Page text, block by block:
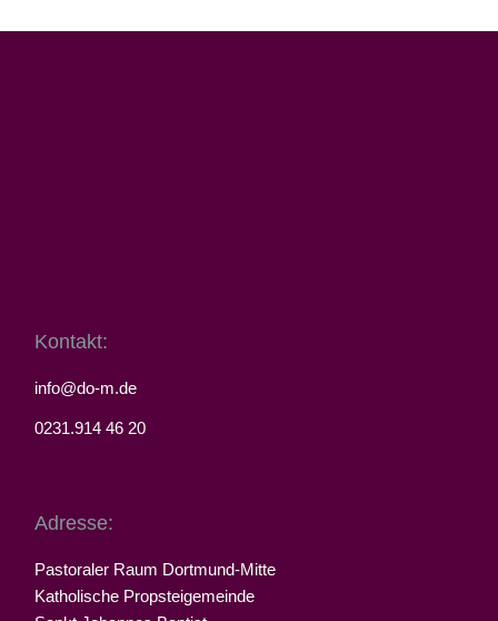
Kontakt:
info@do-m.de
0231.914 46 20
Adresse:
Pastoraler Raum Dortmund-Mitte
Katholische Propsteigemeinde